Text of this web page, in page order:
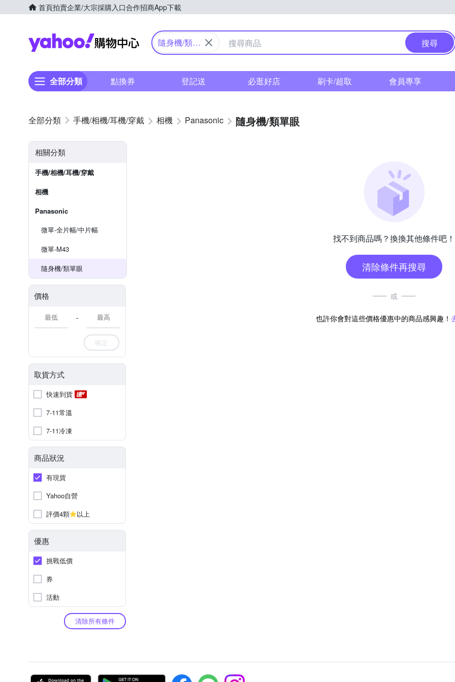
首頁拍賣企業/大宗採購入口合作招商App下載
Yahoo購物中心
隨身機/類單
搜尋
全部分類 點換券 登記送 必逛好店 刷卡/超取 會員專享
手機/相機/耳機/穿戴 相機 Panasonic 隨身機/類單眼
相關分類
手機/相機/耳機/穿戴
相機
Panasonic
微單-全片幅/中片幅
微單-M43
隨身機/類單眼
價格
-
確定
取貨方式
快速到貨
7-11常溫
7-11冷凍
商品狀況
有現貨
Yahoo自營
評價4顆
以上
優惠
挑戰低價
券
活動
清除所有條件
找不到商品嗎？換換其他條件吧！
清除條件再搜尋
或
也許你會對這些價格優惠中的商品感興趣！